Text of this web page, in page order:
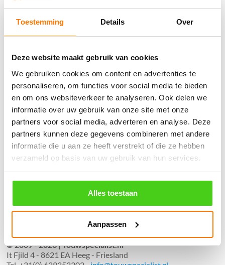
Toestemming Details Over
Deze website maakt gebruik van cookies
We gebruiken cookies om content en advertenties te
personaliseren, om functies voor social media te bieden
en om ons websiteverkeer te analyseren. Ook delen we
informatie over uw gebruik van onze site met onze
partners voor social media, adverteren en analyse. Deze
partners kunnen deze gegevens combineren met andere
informatie die u aan ze heeft verstrekt of die ze hebben
verzameld op basis van uw gebruik van hun services.
Alles toestaan
Aanpassen
Winkelwagen
֍ Groot aanbod & scherpe prijzen!
֍ Deskundig advies en gratis proefstukjes.
֍ Verzending in Nederland, België en Duitsland.
Verzendkosten €5,45, boven €70,- gratis verstuurd
(* gewicht onder 32kg). Binnen 24 uur verstuurd.
Aantal meters worden geleverd aan een stuk.
Specifieke wensen (meerdere lengten) kunt u aangeven bij het
invulveld "Bestelnotities (optioneel)".
© 2009 - 2026 | Touwspecialist.nl
It Fjild 4 - 8621 EA Heeg - Friesland